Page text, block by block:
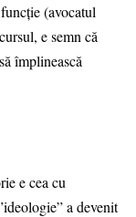
(avocatul
e semn că
împlinească
e cea cu
a devenit